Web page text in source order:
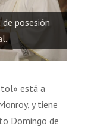
posesión
está a
y tiene
Domingo de